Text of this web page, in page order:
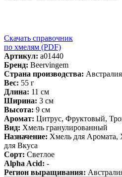
Скачать справочник
по хмелям (PDF)
Артикул: a01440
Бренд: Beervingem
Страна производства: Австралия
Вес: 55 г
Длина: 11 см
Ширина: 3 см
Высота: 9 см
Аромат: Цитрус, Фруктовый,
Вид: Хмель гранулированный
Назначение: Хмель для Аромата,
для Вкуса
Сорт: Светлое
Alpha Acid: -
Регион выращивания: